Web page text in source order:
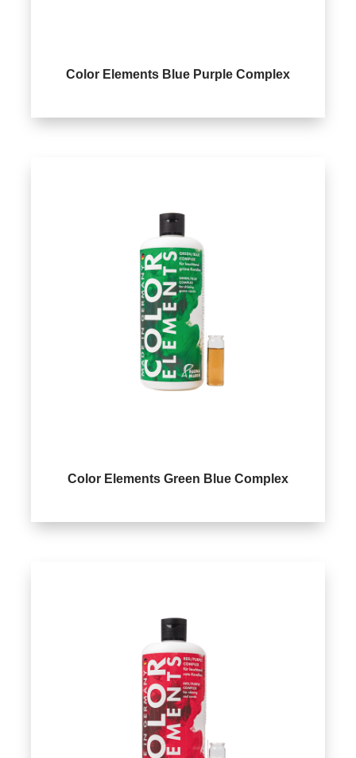
Color Elements Blue Purple Complex
Color Elements Green Blue Complex